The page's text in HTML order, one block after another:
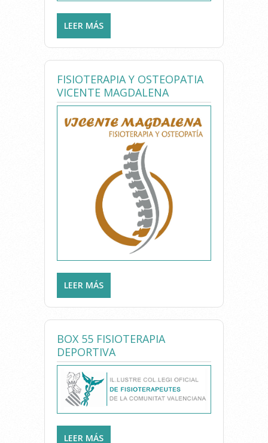
LEER MÁS
FISIOTERAPIA Y OSTEOPATIA
VICENTE MAGDALENA
LEER MÁS
OSTEOPATIA VICENTE
MAGDALENA
BOX 55 FISIOTERAPIA
DEPORTIVA
LEER MÁS